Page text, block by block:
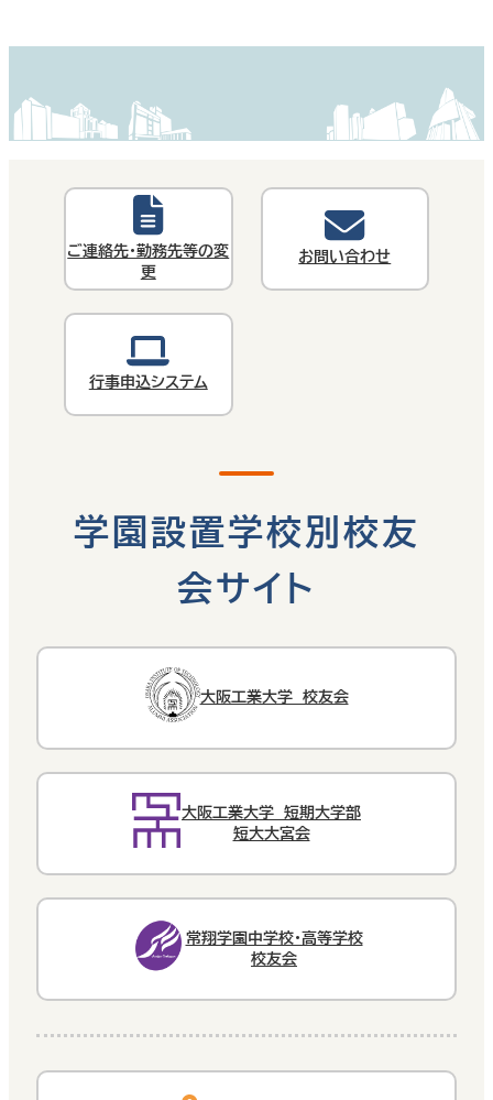
ご連絡先・勤務先等の変
更
お問い合わせ
行事申込システム
学園設置学校別校友
会サイト
大阪工業大学 校友会
大阪工業大学 短期大学部
短大大宮会
常翔学園中学校・高等学校
校友会